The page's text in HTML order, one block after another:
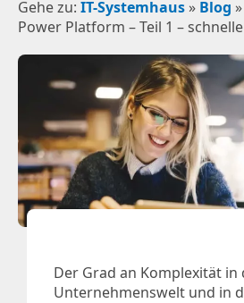
Gehe zu: IT-Systemhaus » Blog »
Power Platform – Teil 1 –
Der Grad an Komplexität in
Unternehmenswelt und in